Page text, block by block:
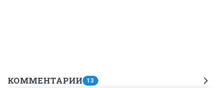
КОММЕНТАРИИ 13